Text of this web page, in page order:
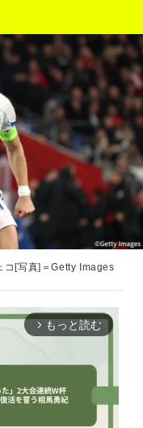
コ[写真]＝Getty Images
arrow_forward_ios もっと読む